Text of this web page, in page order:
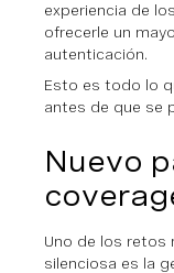
experiencia de
ofrecerle un
autenticación.
Esto es todo lo
antes de que se
Nuevo
Uno de los retos
silenciosa es la